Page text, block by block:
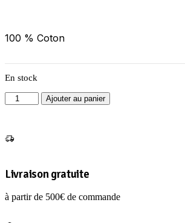
100 % Coton
En stock
quantité
de
ON
XL
Ajouter au panier
Livraison gratuite
à partir de 500€ de commande